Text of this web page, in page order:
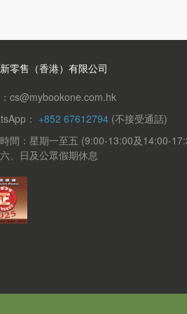
零售（香港）有限公司
cs@mybookone.com.hk
： +852 67612794 (不接受通話)
間：星期一至五 (9:00-13:00及14:00-
、日及公眾假期休息